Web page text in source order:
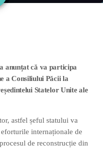
anunțat că va participa
a Consiliului Pǎcii la
Statelor Unite ale
astfel șeful statului va
internaționale de
de reconstrucție din